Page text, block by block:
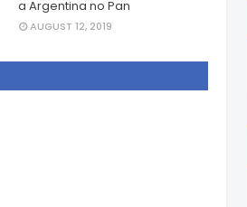
a Argentina no Pan
AUGUST 12, 2019